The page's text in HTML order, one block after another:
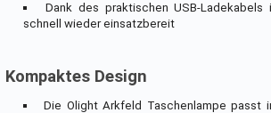
Dank des praktischen USB-
schnell wieder einsatzbereit
Kompaktes Design
Die Olight Arkfeld Taschenlampe passt